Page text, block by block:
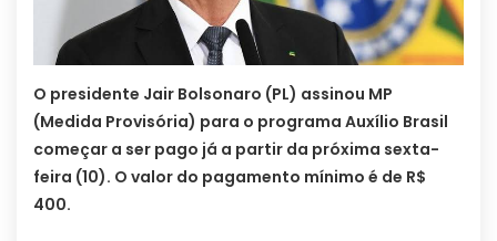
O presidente Jair Bolsonaro (PL) assinou MP
(Medida Provisória) para o programa Auxílio Brasil
começar a ser pago já a partir da próxima sexta-
feira (10). O valor do pagamento mínimo é de R$
400.